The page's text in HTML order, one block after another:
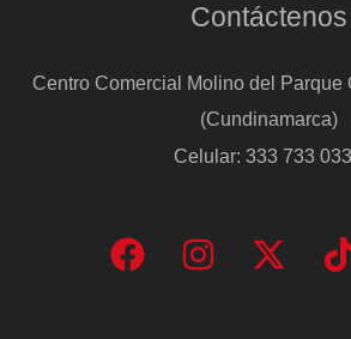
Contáctenos
Centro Comercial Molino del Parque
(Cundinamarca)
Celular: 333 733